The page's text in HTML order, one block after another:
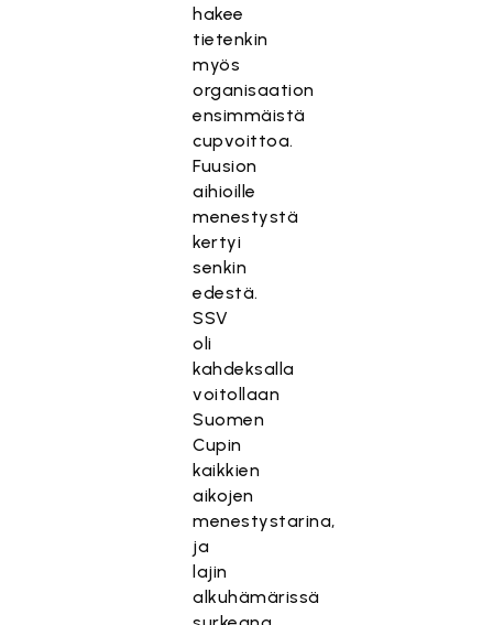
hakee
tietenkin
myös
organisaation
ensimmäistä
cupvoittoa.
Fuusion
aihioille
menestystä
kertyi
senkin
edestä.
SSV
oli
kahdeksalla
voitollaan
Suomen
Cupin
kaikkien
aikojen
menestystarina,
ja
lajin
alkuhämärissä